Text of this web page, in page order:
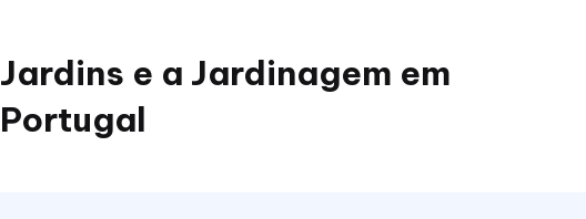
Jardins e a Jardinagem em
Portugal